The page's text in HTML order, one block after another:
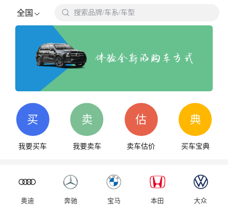
全国  搜索品牌/车系/车型
买
我要买车
卖
我要卖车
估
卖车估价
典
买车宝典
奥迪 奔驰 宝马 本田 大众